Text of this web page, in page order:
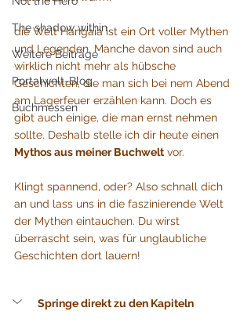
The shadow within
Weitere Beiträge
Portalwelt-Blog
Buchmessen
die Welt Hangaia ist ein Ort voller Mythen
und Legenden. Manche davon sind auch
wirklich nicht mehr als hübsche
Geschichten, die man sich bei nem Abend
am Lagerfeuer erzählen kann. Doch es
gibt auch einige, die man ernst nehmen
sollte. Deshalb stelle ich dir heute einen
Mythos aus meiner Buchwelt vor.
Klingt spannend, oder? Also schnall dich
an und lass uns in die faszinierende Welt
der Mythen eintauchen. Du wirst
überrascht sein, was für unglaubliche
Geschichten dort lauern!
Springe direkt zu den Kapiteln